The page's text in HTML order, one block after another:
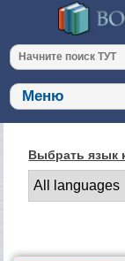
Выбрать язык